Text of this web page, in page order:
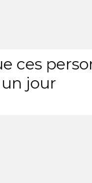
ces
jour